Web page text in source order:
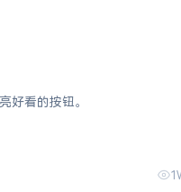
看的按钮。